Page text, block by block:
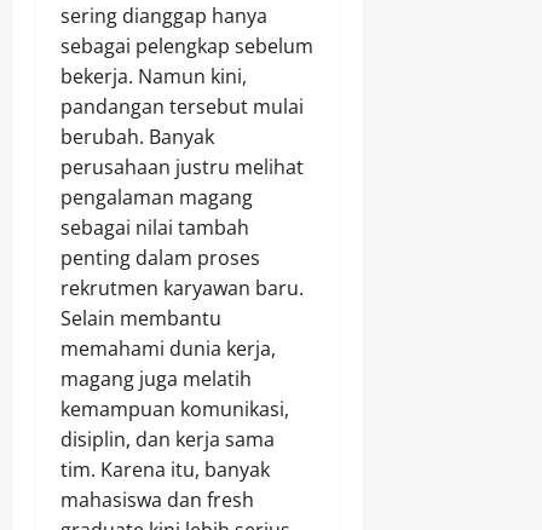
sering dianggap hanya
sebagai pelengkap sebelum
bekerja. Namun kini,
pandangan tersebut mulai
berubah. Banyak
perusahaan justru melihat
pengalaman magang
sebagai nilai tambah
penting dalam proses
rekrutmen karyawan baru.
Selain membantu
memahami dunia kerja,
magang juga melatih
kemampuan komunikasi,
disiplin, dan kerja sama
tim. Karena itu, banyak
mahasiswa dan fresh